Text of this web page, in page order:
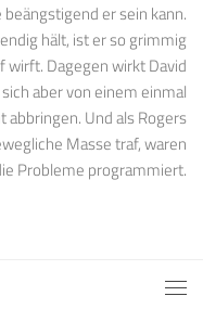
er sein kann.
hält, ist er so grimmig
wirft. Dagegen wirkt David
aber von einem einmal
Und als Rogers
Masse traf, waren
Probleme programmiert.